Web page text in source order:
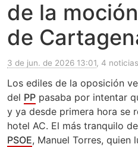
de la
de
3 de jun. de 2026 13:01, 4
Los ediles de la oposición
del PP pasaba por intentar
y ya desde primera hora se
hotel AC. El más tranquilo
PSOE, Manuel Torres, quien